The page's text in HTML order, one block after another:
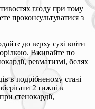
глоду при тому
проконсультуватися з
до верху сухі квіти
Вживайте по
ревматизмі, болях
в подрібненому стані
2 тижні в
стенокардії,